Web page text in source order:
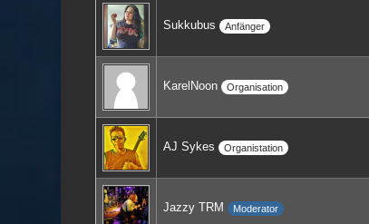
Sukkubus Anfänger
KarelNoon Organisation
AJ Sykes Organistation
Jazzy TRM Moderator